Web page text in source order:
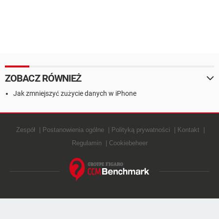
ZOBACZ RÓWNIEŻ
Jak zmniejszyć zużycie danych w iPhone
Zespół Postanowienia ogólne Polityką prywatności
Kontakt
Regulamin
Cookiebeheer